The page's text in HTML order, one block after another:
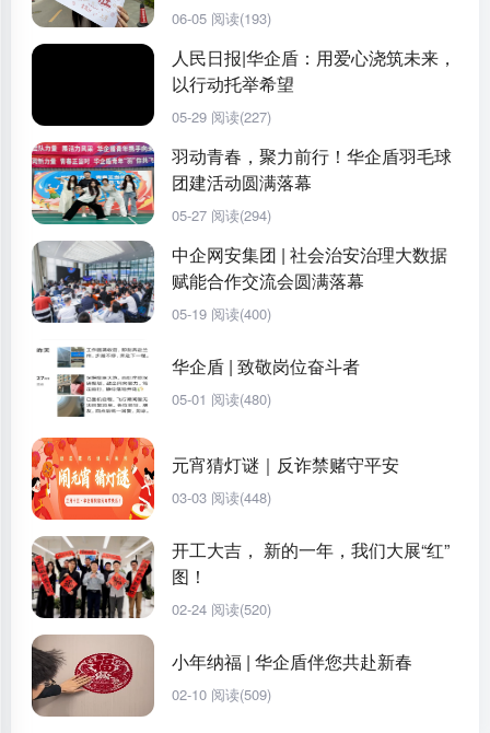
06-05 阅读(193)
人民日报|华企盾：用爱心浇筑未来，
以行动托举希望
05-29 阅读(227)
羽动青春，聚力前行！华企盾羽毛球
团建活动圆满落幕
05-27 阅读(294)
中企网安集团 | 社会治安治理大数据
赋能合作交流会圆满落幕
05-19 阅读(400)
华企盾 | 致敬岗位奋斗者
05-01 阅读(480)
元宵猜灯谜｜反诈禁赌守平安
03-03 阅读(448)
开工大吉， 新的一年，我们大展“红”
图！
02-24 阅读(520)
小年纳福 | 华企盾伴您共赴新春
02-10 阅读(509)